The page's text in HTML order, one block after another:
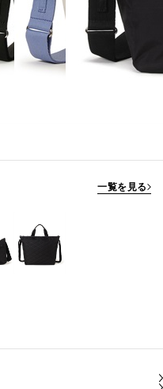
一覧を見る